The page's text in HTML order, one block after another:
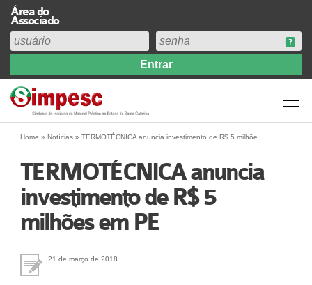
Área do
Associado
Institucional
Perfil
Diretoria
Abrangência
Contribuição Sindical 2026
Central de Comunicação
Links
Home » Notícias » TERMOTÉCNICA anuncia investimento de R$ 5 milhõe...
TERMOTÉCNICA anuncia
investimento de R$ 5
milhões em PE
21 de março de 2018